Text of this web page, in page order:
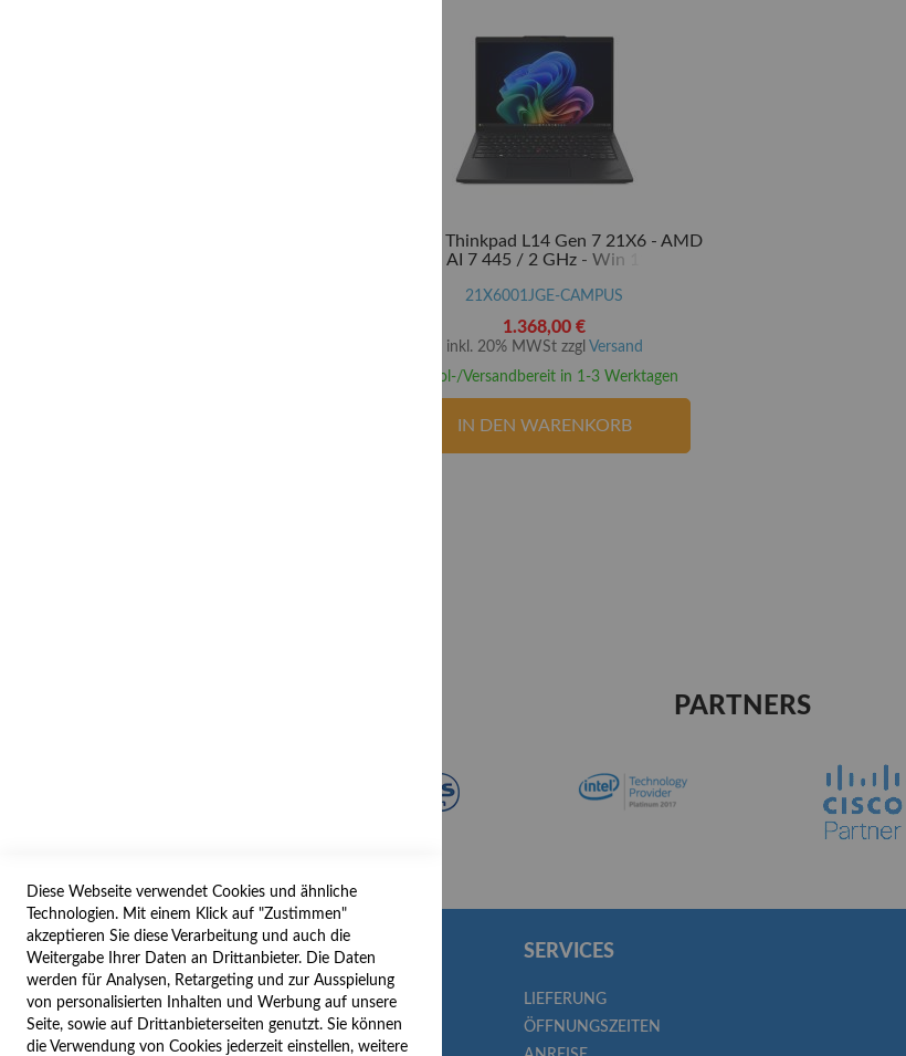
Lenovo Thinkpad L14 Gen 7 21X6 - AMD
Ryzen AI 7 445 / 2 GHz - Win 11 Pro -
SSD TCG Opal Encryption 2, NVMe -
35.6 cm (14")
21X6001JGE-CAMPUS
1.368,00 €
inkl. 20% MWSt zzgl Versand
Abhol-/Versandbereit in 1-3 Werktagen
IN DEN WARENKORB
PARTNERS
INFORMATION
AGB/DATENSCHUTZ
WIDERRUF
SERVICES
LIEFERUNG
ÖFFNUNGSZEITEN
Diese Webseite verwendet Cookies und ähnliche
Technologien. Mit einem Klick auf "Zustimmen"
akzeptieren Sie diese Verarbeitung und auch die
Weitergabe Ihrer Daten an Drittanbieter. Die Daten
werden für Analysen, Retargeting und zur Ausspielung
von personalisierten Inhalten und Werbung auf unsere
Seite, sowie auf Drittanbieterseiten genutzt. Sie können
die Verwendung von Cookies jederzeit einstellen, weitere